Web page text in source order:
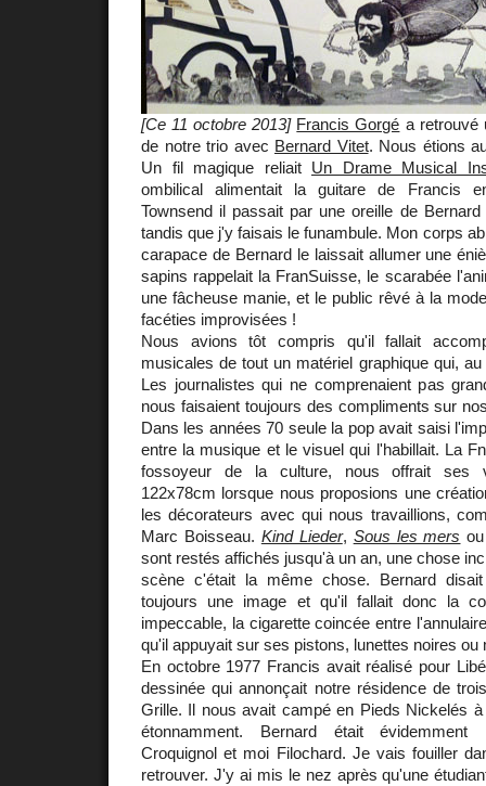
[Ce 11 octobre 2013] Francis Gorgé a retrouvé
de notre trio avec Bernard Vitet. Nous étions
Un fil magique reliait Un Drame Musical
ombilical alimentait la guitare de Francis
Townsend il passait par une oreille de
tandis que j'y faisais le funambule. Mon corps
carapace de Bernard le laissait allumer une
sapins rappelait la FranSuisse, le scarabée
une fâcheuse manie, et le public rêvé à la
facéties improvisées !
Nous avions tôt compris qu'il fallait
musicales de tout un matériel graphique qui,
Les journalistes qui ne comprenaient pas
nous faisaient toujours des compliments sur
Dans les années 70 seule la pop avait saisi
entre la musique et le visuel qui l'habillait. La
fossoyeur de la culture, nous offrait ses
122x78cm lorsque nous proposions une
les décorateurs avec qui nous travaillions,
Marc Boisseau. Kind Lieder, Sous les mers
sont restés affichés jusqu'à un an, une chose
scène c'était la même chose. Bernard
toujours une image et qu'il fallait donc la
impeccable, la cigarette coincée entre
qu'il appuyait sur ses pistons, lunettes noires
En octobre 1977 Francis avait réalisé pour
dessinée qui annonçait notre résidence de
Grille. Il nous avait campé en Pieds Nickelés
étonnamment. Bernard était évidemment
Croquignol et moi Filochard. Je vais fouiller
retrouver. J'y ai mis le nez après qu'une